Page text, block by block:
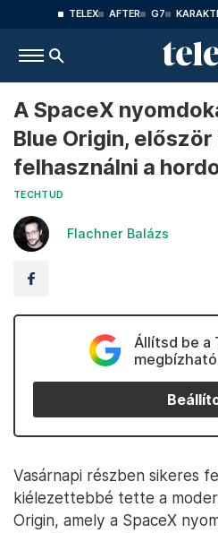
TELEX AFTER G7
A SpaceX
Blue Origin,
felhasználni a
TECHTUD
Flachner Balázs
Állítsd be a
Vasárnapi részben sikeres
kiélezettebbé tette a
Origin, amely a SpaceX